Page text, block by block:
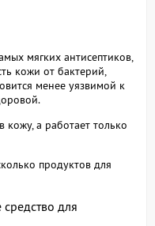
мягких антисептиков,
кожи от бактерий,
менее уязвимой к
кожу, а работает только
продуктов для
для